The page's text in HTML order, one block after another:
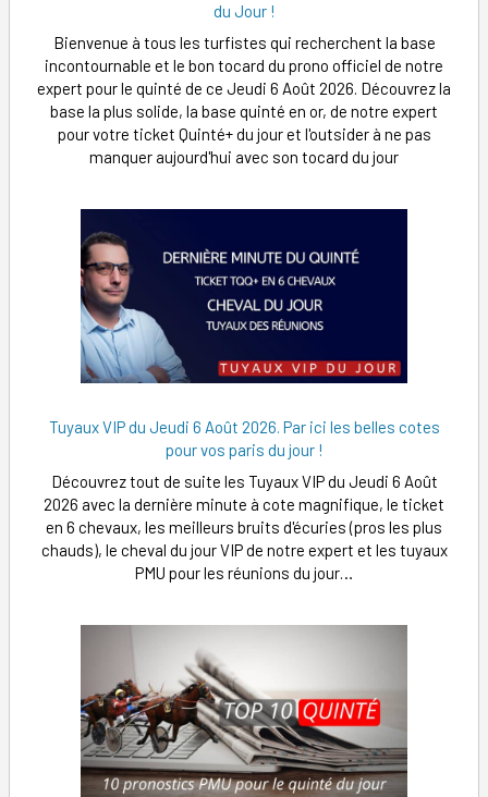
du Jour !
Bienvenue à tous les turfistes qui recherchent la base
incontournable et le bon tocard du prono officiel de notre
expert pour le quinté de ce Jeudi 6 Août 2026. Découvrez la
base la plus solide, la base quinté en or, de notre expert
pour votre ticket Quinté+ du jour et l'outsider à ne pas
manquer aujourd'hui avec son tocard du jour
Tuyaux VIP du Jeudi 6 Août 2026. Par ici les belles cotes
pour vos paris du jour !
Découvrez tout de suite les Tuyaux VIP du Jeudi 6 Août
2026 avec la dernière minute à cote magnifique, le ticket
en 6 chevaux, les meilleurs bruits d'écuries (pros les plus
chauds), le cheval du jour VIP de notre expert et les tuyaux
PMU pour les réunions du jour…